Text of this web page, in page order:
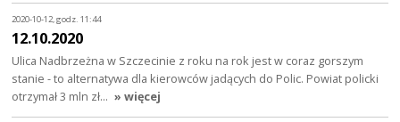
2020-10-12, godz. 11:44
12.10.2020
Ulica Nadbrzeżna w Szczecinie z roku na rok jest w coraz gorszym
stanie - to alternatywa dla kierowców jadących do Polic. Powiat policki
otrzymał 3 mln zł… » więcej